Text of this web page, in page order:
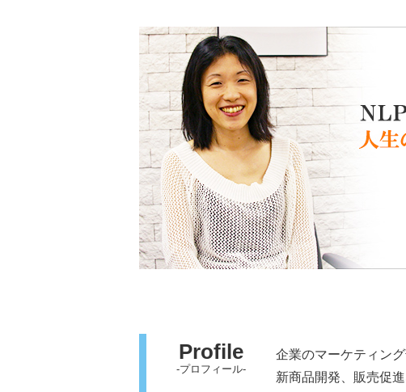
Profile
-プロフィール-
企業のマーケティング
新商品開発、販売促